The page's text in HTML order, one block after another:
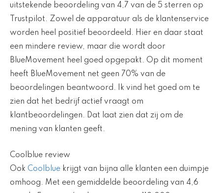
uitstekende beoordeling van 4,7 van de 5 sterren op
Trustpilot. Zowel de apparatuur als de klantenservice
worden heel positief beoordeeld. Hier en daar staat
een mindere review, maar die wordt door
BlueMovement heel goed opgepakt. Op dit moment
heeft BlueMovement net geen 70% van de
beoordelingen beantwoord. Ik vind het goed om te
zien dat het bedrijf actief vraagt om
klantbeoordelingen. Dat laat zien dat zij om de
mening van klanten geeft.
Coolblue review
Ook Coolblue krijgt van bijna alle klanten een duimpje
omhoog. Met een gemiddelde beoordeling van 4,6